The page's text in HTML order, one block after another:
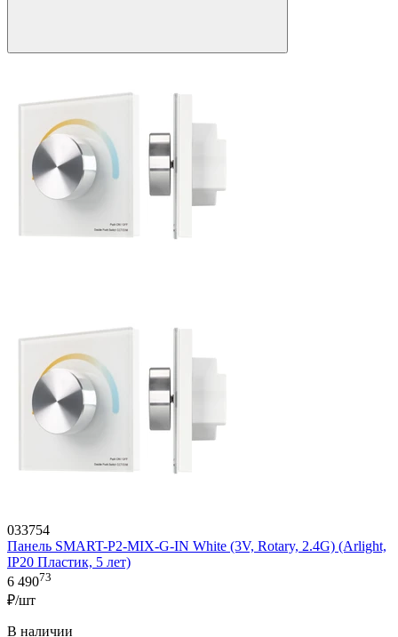
033754
Панель SMART-P2-MIX-G-IN White (3V, Rotary, 2.4G) (Arlight,
IP20 Пластик, 5 лет)
6 49073
₽/шт
В наличии